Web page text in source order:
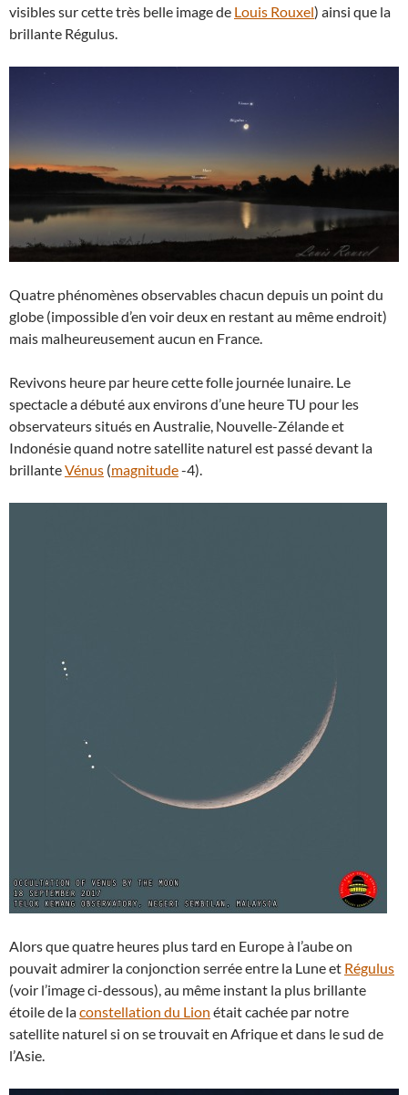
visibles sur cette très belle image de Louis Rouxel) ainsi que la
brillante Régulus.
Quatre phénomènes observables chacun depuis un point du
globe (impossible d’en voir deux en restant au même endroit)
mais malheureusement aucun en France.
Revivons heure par heure cette folle journée lunaire. Le
spectacle a débuté aux environs d’une heure TU pour les
observateurs situés en Australie, Nouvelle-Zélande et
Indonésie quand notre satellite naturel est passé devant la
brillanteVénus (magnitude-4).
Alors que quatre heures plus tard en Europe à l’aube on
pouvait admirer la conjonction serrée entre la Lune et Régulus
(voir l’image ci-dessous), au même instant la plus brillante
étoile de laconstellation du Lion était cachée par notre
satellite naturel si on se trouvait en Afrique et dans le sud de
l’Asie.